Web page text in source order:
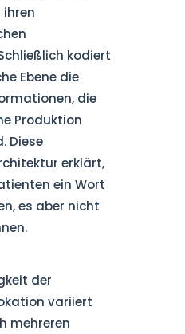
kodiert
Ebene die
die
Produktion
Diese
erklärt,
ein Wort
es aber nicht
der
variiert
mehreren